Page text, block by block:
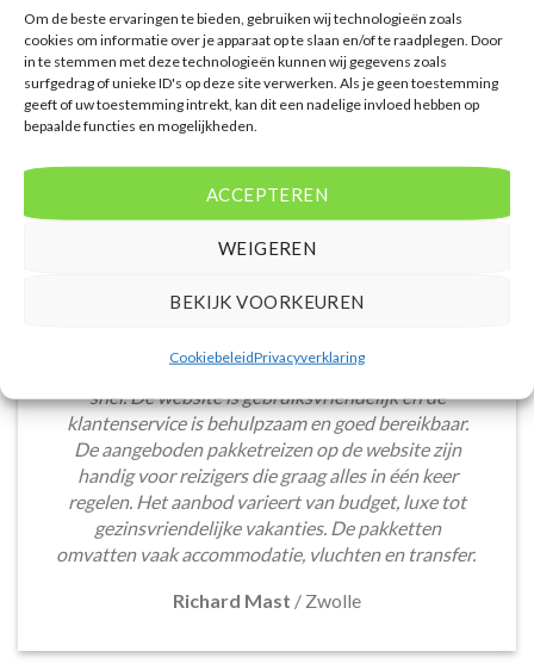
Om de beste ervaringen te bieden, gebruiken wij technologieën zoals
cookies om informatie over je apparaat op te slaan en/of te raadplegen. Door
in te stemmen met deze technologieën kunnen wij gegevens zoals
surfgedrag of unieke ID's op deze site verwerken. Als je geen toestemming
geeft of uw toestemming intrekt, kan dit een nadelige invloed hebben op
bepaalde functies en mogelijkheden.
ACCEPTEREN
WEIGEREN
BEKIJK VOORKEUREN
CookiebeleidPrivacyverklaring
Tim Beukers/Tilburg
Voordeligelastminutevakantie.nl is eenvoudig en
snel. De website is gebruiksvriendelijk en de
klantenservice is behulpzaam en goed bereikbaar.
De aangeboden pakketreizen op de website zijn
handig voor reizigers die graag alles in één keer
regelen. Het aanbod varieert van budget, luxe tot
gezinsvriendelijke vakanties. De pakketten
omvatten vaak accommodatie, vluchten en transfer.
Richard Mast / Zwolle